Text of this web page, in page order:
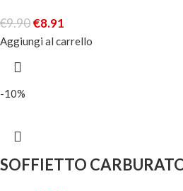
€9.90€8.91
Aggiungi al carrello
-10%
SOFFIETTO